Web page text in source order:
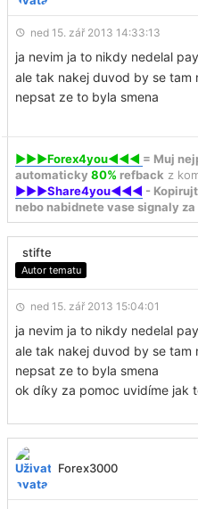
ned 15. zář 2013 14:33:13
ja nevim ja to nikdy nedelal
ale tak nakej duvod by se tam
nepsat ze to byla smena
►►►Forex4you◄◄◄ = Muj
automaticky 80% refback z
►►►Share4you◄◄◄ -
nebo nabidnete vase signaly
stifte
Autor tematu
ned 15. zář 2013 15:04:01
ja nevim ja to nikdy nedelal
ale tak nakej duvod by se tam
nepsat ze to byla smena
ok díky za pomoc uvidíme jak
Forex3000